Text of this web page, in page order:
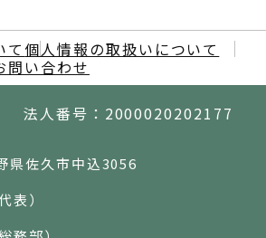
て 個人情報の取扱いについて
問い合わせ
法人番号：2000020202177
佐久市中込3056
表）